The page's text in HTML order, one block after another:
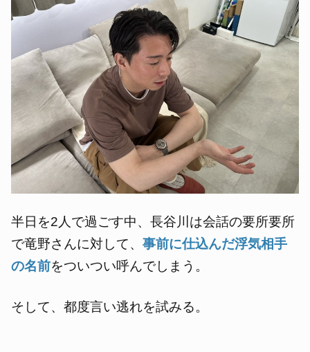
半日を2人で過ごす中、長谷川は会話の要所要所
で竜野さんに対して、事前に仕込んだ浮気相手
の名前をついつい呼んでしまう。
そして、都度言い逃れを試みる。